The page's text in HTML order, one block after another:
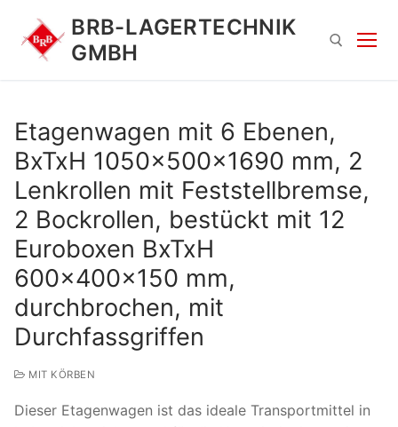
Inhalt
springen
BRB-LAGERTECHNIK
GMBH
Suchen
nach:
Etagenwagen mit 6 Ebenen,
BxTxH 1050x500x1690 mm, 2
Lenkrollen mit Feststellbremse,
2 Bockrollen, bestückt mit 12
Euroboxen BxTxH
600x400x150 mm,
durchbrochen, mit
Durchfassgriffen
MIT KÖRBEN
Dieser Etagenwagen ist das ideale Transportmittel in